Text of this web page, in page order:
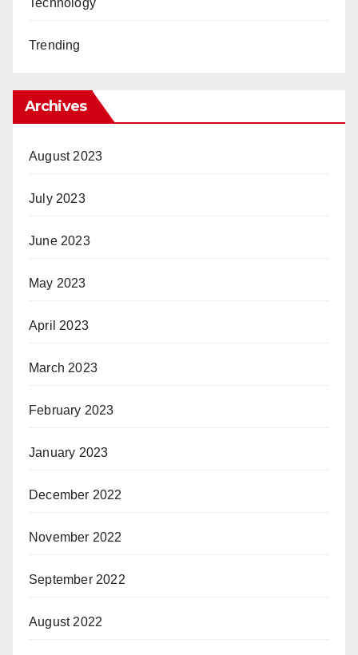
Technology
Trending
Archives
August 2023
July 2023
June 2023
May 2023
April 2023
March 2023
February 2023
January 2023
December 2022
November 2022
September 2022
August 2022